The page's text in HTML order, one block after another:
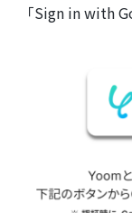
「Sign in with